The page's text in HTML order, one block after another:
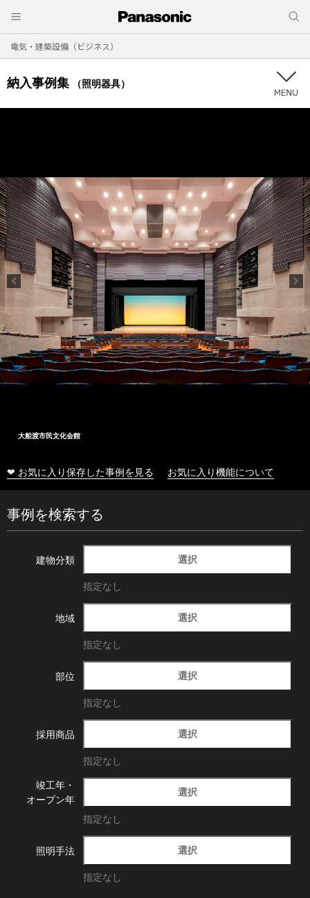
電気・建築設備（ビジネス）
納入事例集 （照明器具）
大船渡市民文化会館
❤ お気に入り保存した事例を見る お気に入り機能について
事例を検索する
建物分類 選択
指定なし
地域 選択
指定なし
部位 選択
指定なし
採用商品 選択
指定なし
竣工年・
オープン年
選択
指定なし
照明手法 選択
指定なし